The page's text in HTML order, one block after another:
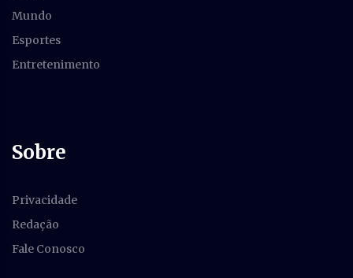
Mundo
Esportes
Entretenimento
Sobre
Privacidade
Redação
Fale Conosco